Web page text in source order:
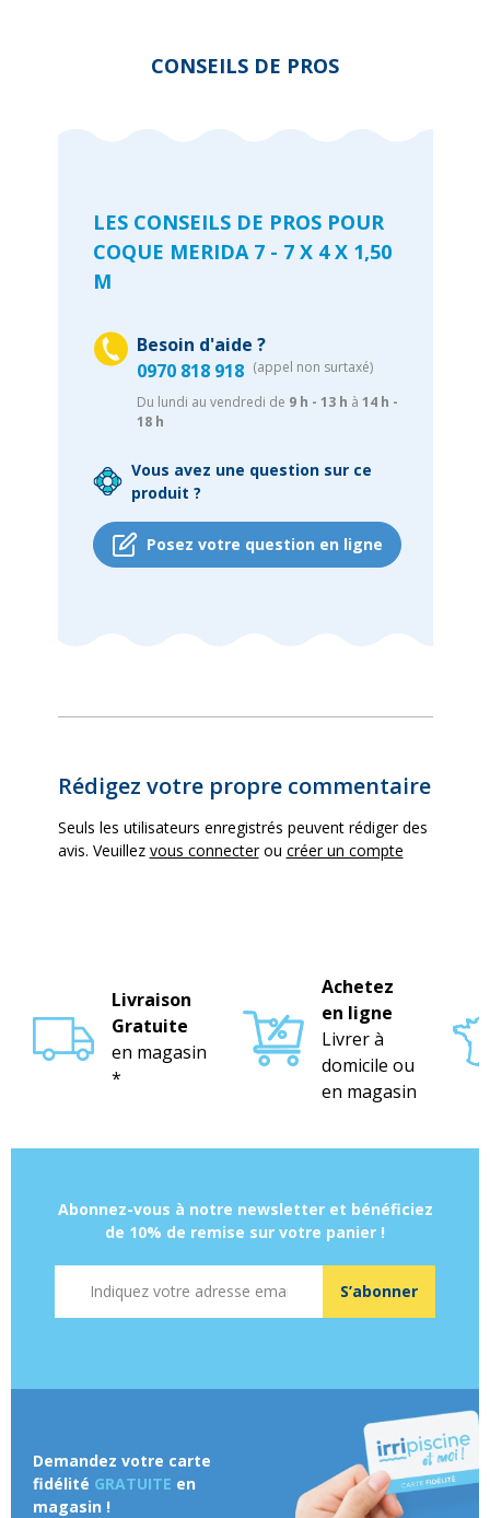
CONSEILS DE PROS
LES CONSEILS DE PROS POUR
COQUE MERIDA 7 - 7 X 4 X 1,50
M
Besoin d'aide ?
0970 818 918 (appel non surtaxé)
Du lundi au vendredi de 9 h - 13 h à 14 h -
18 h
Vous avez une question sur ce
produit ?
Posez votre question en ligne
Rédigez votre propre commentaire
Seuls les utilisateurs enregistrés peuvent rédiger des
avis. Veuillez vous connecterou créer un compte
Livraison
Gratuite
en magasin
*
Achetez
en ligne
Livrer à
domicile ou
en magasin
Abonnez-vous à notre newsletter et bénéficiez
de 10% de remise sur votre panier !
S’abonner
Demandez votre carte
fidélité GRATUITE en
magasin !